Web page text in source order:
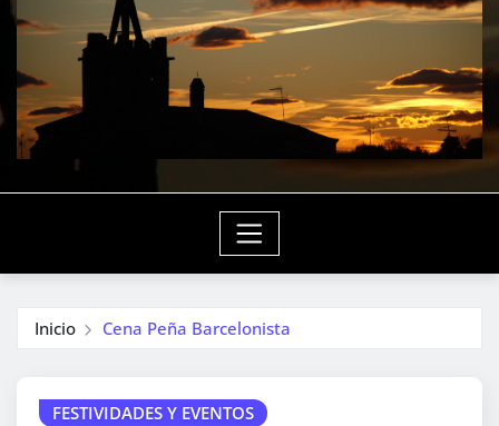
Inicio Cena Peña Barcelonista
FESTIVIDADES Y EVENTOS